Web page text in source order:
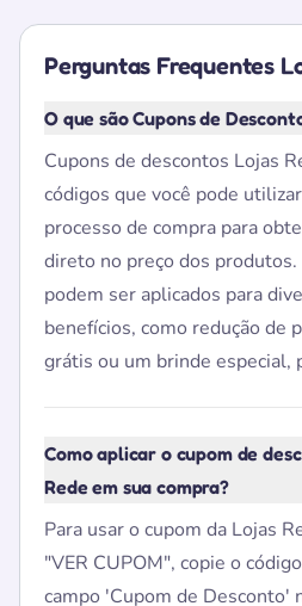
Perguntas Frequentes
O que são Cupons de
Cupons de descontos Lojas
códigos que você pode
processo de compra para
direto no preço dos produtos.
podem ser aplicados para
benefícios, como redução de
grátis ou um brinde especial,
Como aplicar o cupom de
Rede em sua compra?
Para usar o cupom da Lojas
"VER CUPOM", copie o
campo 'Cupom de Desconto'